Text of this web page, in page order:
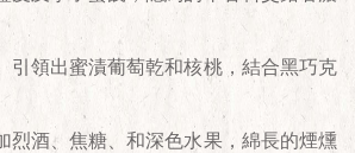
引領出蜜漬葡萄乾和核桃，結合黑巧克
烈酒、焦糖、和深色水果，綿長的煙燻